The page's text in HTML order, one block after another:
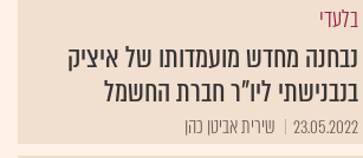
בלעדי
נבחנה מחדש מועמדותו של איציק
בנבנישתי ליו"ר חברת החשמל
23.05.2022 שירית אביטן כהן